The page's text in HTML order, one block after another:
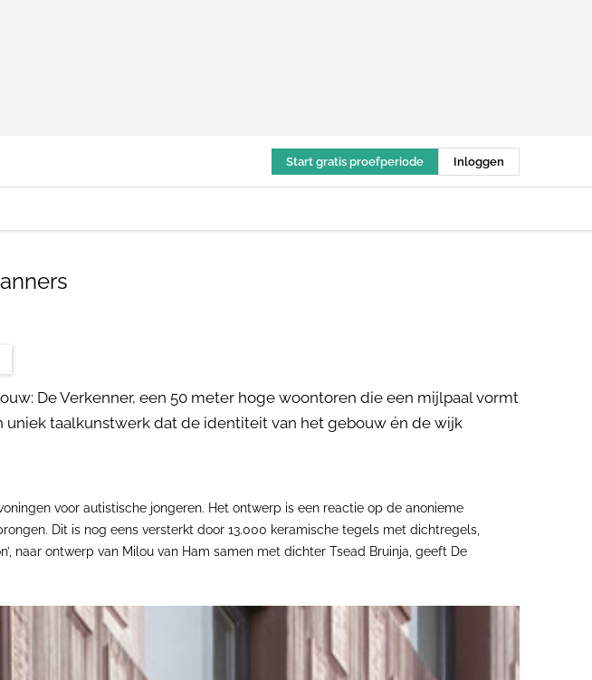
Start gratis proefperiode Inloggen
De Verkenner, een 50 meter hoge woontoren die een mijlpaal vormt
uniek taalkunstwerk dat de identiteit van het gebouw én de wijk
voor autistische jongeren. Het ontwerp is een reactie op de anonieme
Dit is nog eens versterkt door 13.000 keramische tegels met dichtregels,
naar ontwerp van Milou van Ham samen met dichter Tsead Bruinja, geeft De